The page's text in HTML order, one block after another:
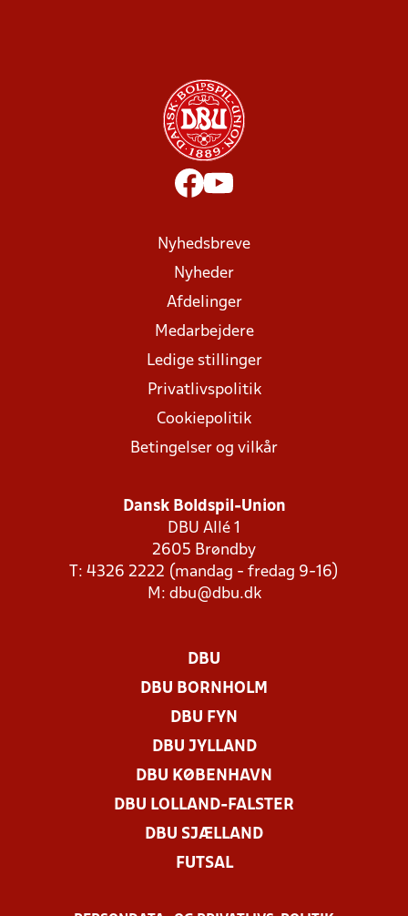
Nyhedsbreve
Nyheder
Afdelinger
Medarbejdere
Ledige stillinger
Privatlivspolitik
Cookiepolitik
Betingelser og vilkår
Dansk Boldspil-Union
DBU Allé 1
2605 Brøndby
T: 4326 2222 (mandag - fredag 9-16)
M: dbu@dbu.dk
DBU
DBU BORNHOLM
DBU FYN
DBU JYLLAND
DBU KØBENHAVN
DBU LOLLAND-FALSTER
DBU SJÆLLAND
FUTSAL